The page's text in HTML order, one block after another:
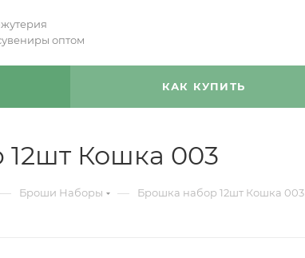
оптом
КАК КУПИТЬ
Кошка 003
— Броши Наборы — Брошка набор 12шт Кошка 003